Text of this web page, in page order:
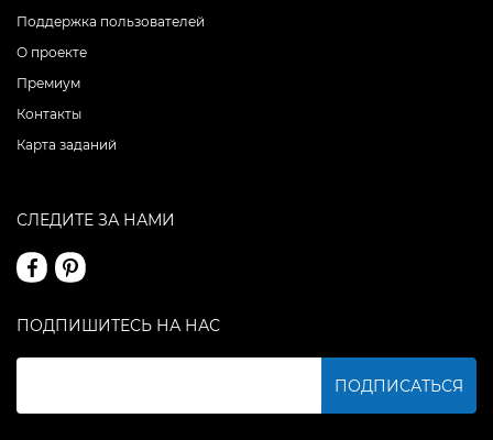
Поддержка пользователей
О проекте
Премиум
Контакты
Карта заданий
СЛЕДИТЕ ЗА НАМИ
ПОДПИШИТЕСЬ НА НАС
ПОДПИСАТЬСЯ